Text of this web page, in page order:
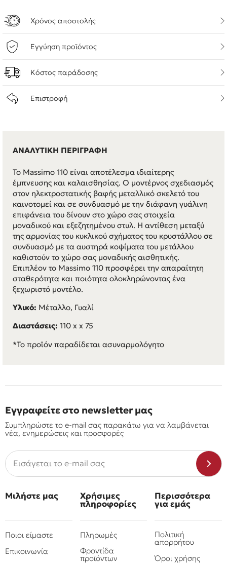
Χρόνος αποστολής
Εγγύηση προϊόντος
Κόστος παράδοσης
Επιστροφή
ΑΝΑΛΥΤΙΚΗ ΠΕΡΙΓΡΑΦΗ
Το Massimo 110 είναι αποτέλεσμα ιδιαίτερης
έμπνευσης και καλαισθησίας. Ο μοντέρνος σχεδιασμός
στον ηλεκτροστατικής βαφής μεταλλικό σκελετό του
καινοτομεί και σε συνδυασμό με την διάφανη γυάλινη
επιφάνεια του δίνουν στο χώρο σας στοιχεία
μοναδικού και εξεζητημένου στυλ. Η αντίθεση μεταξύ
της αρμονίας του κυκλικού σχήματος του κρυστάλλου σε
συνδυασμό με τα αυστηρά κοψίματα του μετάλλου
καθιστούν το χώρο σας μοναδικής αισθητικής.
Επιπλέον το Massimo 110 προσφέρει την απαραίτητη
σταθερότητα και ποιότητα ολοκληρώνοντας ένα
ξεχωριστό μοντέλο.
Υλικό: Μέταλλο, Γυαλί
Διαστάσεις: 110 x x 75
*Το προϊόν παραδίδεται ασυναρμολόγητο
Εγγραφείτε στο newsletter μας
Συμπληρώστε το e-mail σας παρακάτω για να λαμβάνεται
νέα, ενημερώσεις και προσφορές
Μιλήστε μας
Ποιοι είμαστε
Επικοινωνία
Χρήσιμες
πληροφορίες
Πληρωμές
Φροντίδα
προϊόντων
Περισσότερα
για εμάς
Πολιτική
απορρήτου
Όροι χρήσης